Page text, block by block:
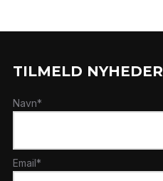
TILMELD NYHEDER
Navn*
Email*